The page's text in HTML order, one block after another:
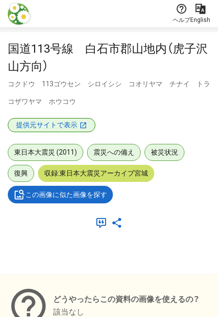
本文に飛ぶ
ヘルプEnglish
国道113号線 白石市郡山地内（虎子沢
山方向）
コクドウ 113ゴウセン シロイシシ コオリヤマ チナイ トラ
コザワヤマ ホウコウ
提供元サイトで表示
東日本大震災 (2011) 震災への備え 被災状況
復興 収録:東日本大震災アーカイブ宮城
この画像に似た画像を探す
どうやったらこの資料の画像を使えるの？
該当なし